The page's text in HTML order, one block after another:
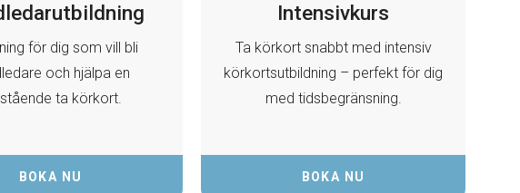
för dig som vill bli
och hjälpa en
ta körkort.
BOKA NU
Intensivkurs
Ta körkort snabbt med intensiv
körkortsutbildning – perfekt för dig
med tidsbegränsning.
BOKA NU